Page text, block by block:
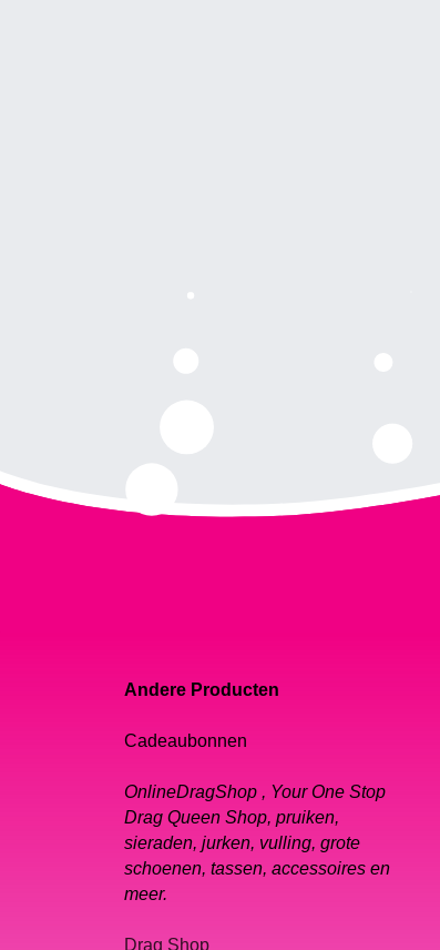
Andere Producten
Cadeaubonnen
OnlineDragShop , Your One Stop
Drag Queen Shop, pruiken,
sieraden, jurken, vulling, grote
schoenen, tassen, accessoires en
meer.
Drag Shop